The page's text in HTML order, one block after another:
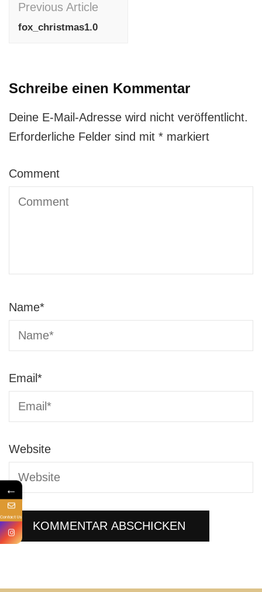
Navigation
Previous Article
fox_christmas1.0
Schreibe einen Kommentar
Deine E-Mail-Adresse wird nicht veröffentlicht.
Erforderliche Felder sind mit * markiert
Comment
Name*
Email*
Website
←
Contact Us